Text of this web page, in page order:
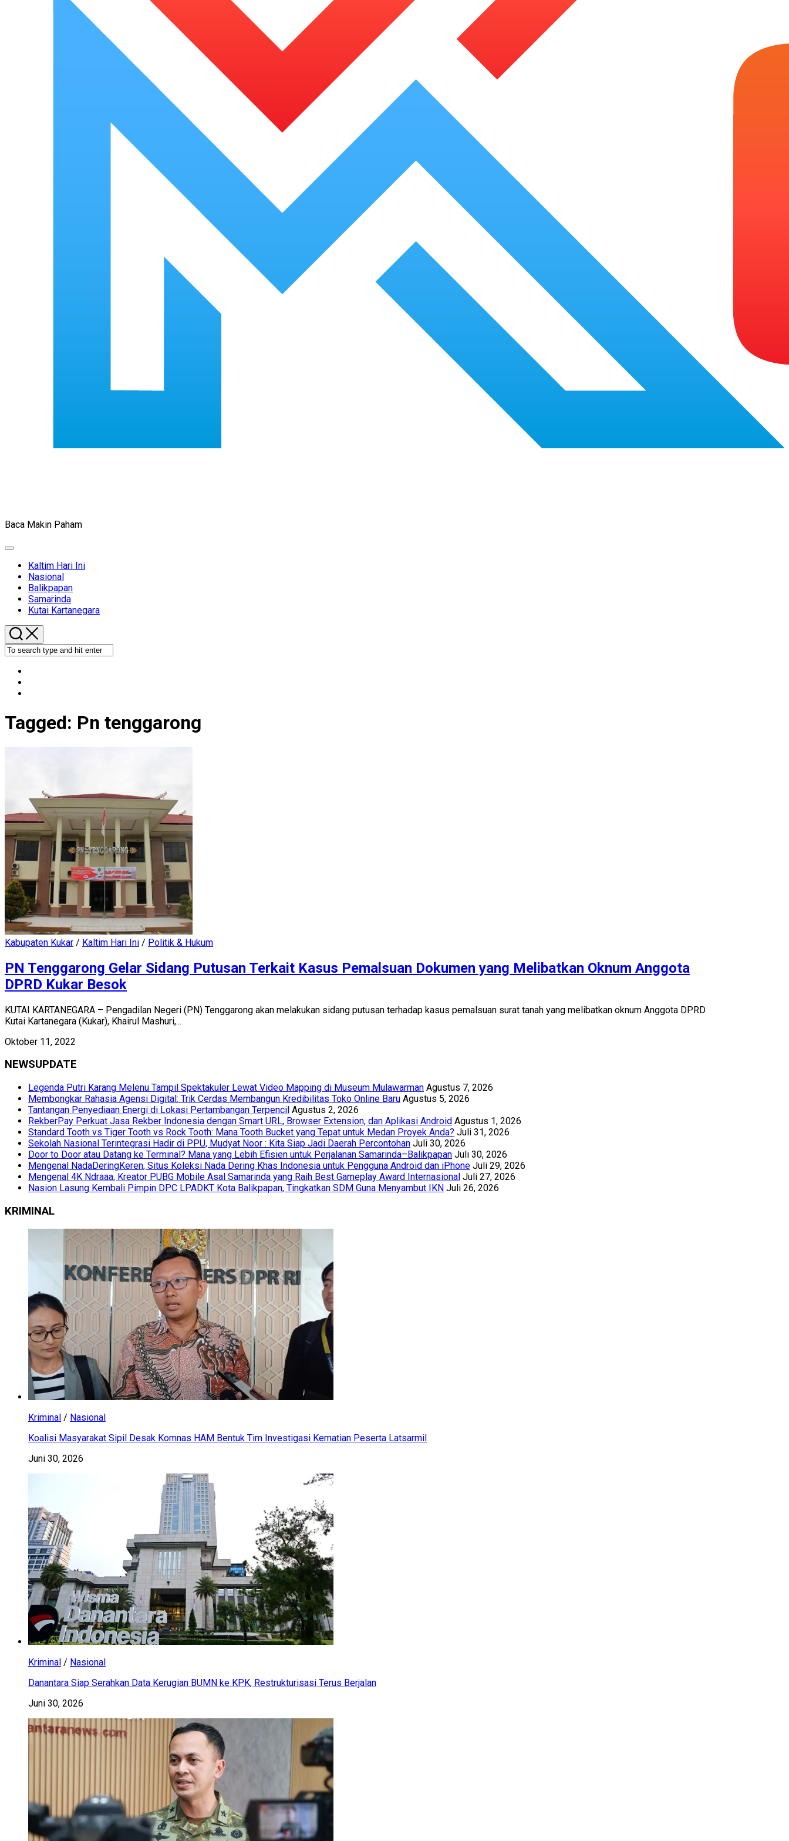
Baca Makin Paham
Expand
Kaltim Hari Ini
Nasional
Balikpapan
Samarinda
Kutai Kartanegara
Tagged: Pn tenggarong
Kabupaten Kukar / Kaltim Hari Ini / Politik & Hukum
PN Tenggarong Gelar Sidang Putusan Terkait Kasus Pemalsuan Dokumen yang Melibatkan Oknum Anggota
DPRD Kukar Besok
KUTAI KARTANEGARA – Pengadilan Negeri (PN) Tenggarong akan melakukan sidang putusan terhadap kasus pemalsuan surat tanah yang melibatkan oknum Anggota DPRD
Kutai Kartanegara (Kukar), Khairul Mashuri,...
Oktober 11, 2022
NEWSUPDATE
Legenda Putri Karang Melenu Tampil Spektakuler Lewat Video Mapping di Museum Mulawarman Agustus 7, 2026
Membongkar Rahasia Agensi Digital: Trik Cerdas Membangun Kredibilitas Toko Online Baru Agustus 5, 2026
Tantangan Penyediaan Energi di Lokasi Pertambangan Terpencil Agustus 2, 2026
RekberPay Perkuat Jasa Rekber Indonesia dengan Smart URL, Browser Extension, dan Aplikasi Android Agustus 1, 2026
Standard Tooth vs Tiger Tooth vs Rock Tooth: Mana Tooth Bucket yang Tepat untuk Medan Proyek Anda? Juli 31, 2026
Sekolah Nasional Terintegrasi Hadir di PPU, Mudyat Noor : Kita Siap Jadi Daerah Percontohan Juli 30, 2026
Door to Door atau Datang ke Terminal? Mana yang Lebih Efisien untuk Perjalanan Samarinda–Balikpapan Juli 30, 2026
Mengenal NadaDeringKeren, Situs Koleksi Nada Dering Khas Indonesia untuk Pengguna Android dan iPhone Juli 29, 2026
Mengenal 4K Ndraaa, Kreator PUBG Mobile Asal Samarinda yang Raih Best Gameplay Award Internasional Juli 27, 2026
Nasion Lasung Kembali Pimpin DPC LPADKT Kota Balikpapan, Tingkatkan SDM Guna Menyambut IKN Juli 26, 2026
KRIMINAL
Kriminal / Nasional
Koalisi Masyarakat Sipil Desak Komnas HAM Bentuk Tim Investigasi Kematian Peserta Latsarmil
Juni 30, 2026
Kriminal / Nasional
Danantara Siap Serahkan Data Kerugian BUMN ke KPK, Restrukturisasi Terus Berjalan
Juni 30, 2026